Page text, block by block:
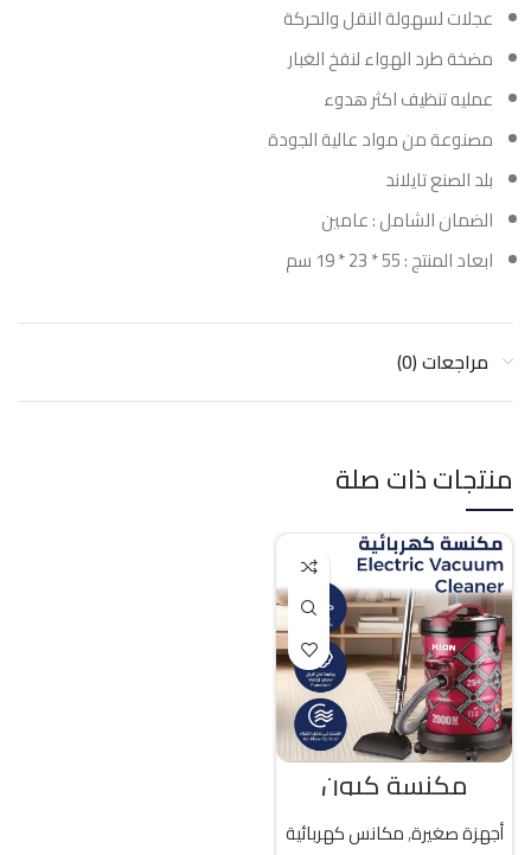
عجلات لسهولة النقل والحركة
مضخة طرد الهواء لنفخ الغبار
عمليه تنظيف اكثر هدوء
مصنوعة من مواد عالية الجودة
بلد الصنع تايلاند
الضمان الشامل : عامين
ابعاد المنتج : ‎19 * 23 * 55 سم
مراجعات (0)
منتجات ذات صلة
مكنسة كيون
كهربائية 25 لتر 2000واط تركىأجهزة صغيرة,مكانس كهربائية